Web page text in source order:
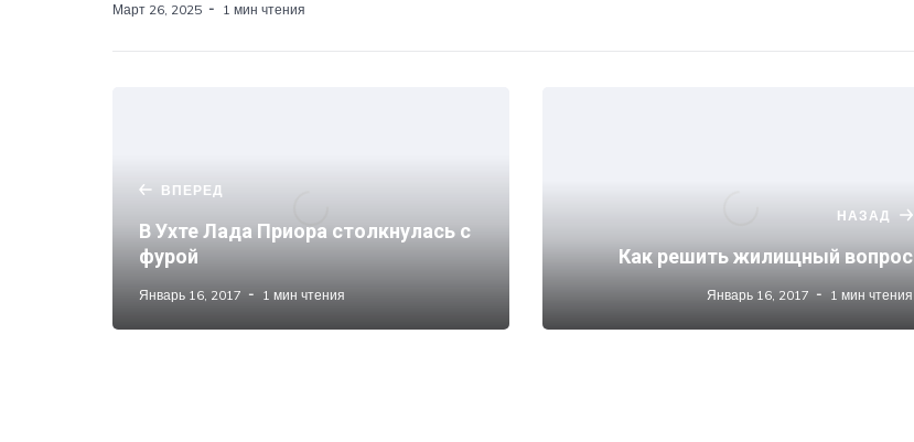
Март 26, 2025 1 мин чтения
ВПЕРЕД
В Ухте Лада Приора столкнулась с
фурой
Январь 16, 2017 1 мин чтения
НАЗАД
Как решить жилищный вопрос
Январь 16, 2017 1 мин чтения